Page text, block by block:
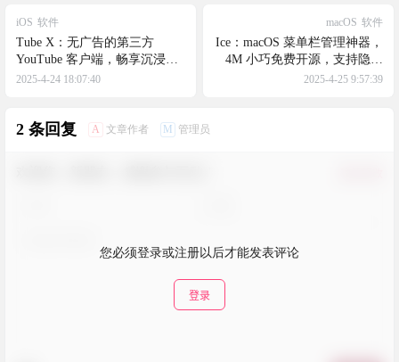
iOS 软件
Tube X：无广告的第三方
YouTube 客户端，畅享沉浸式
无广告观影体验
2025-4-24 18:07:40
macOS 软件
Ice：macOS 菜单栏管理神器，
4M 小巧免费开源，支持隐藏
菜单栏，并提供多种触发方式
2025-4-25 9:57:39
2 条回复 A 文章作者 M 管理员
您必须登录或注册以后才能发表评论
登录